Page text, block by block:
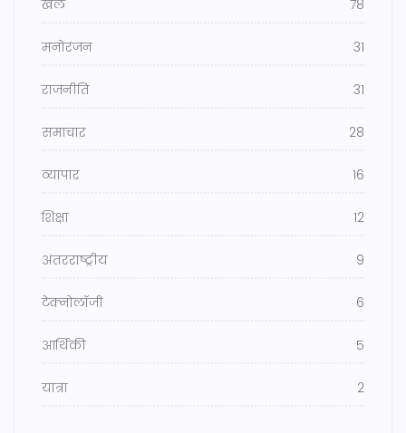
खेल 78
मनोरंजन 31
राजनीति 31
समाचार 28
व्यापार 16
शिक्षा 12
अंतरराष्ट्रीय 9
टेक्नोलॉजी 6
आर्थिकी 5
यात्रा 2